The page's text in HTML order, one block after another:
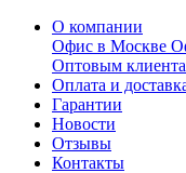
О компании
Офис в Москве
Оптовым
Оплата и
Гарантии
Новости
Отзывы
Контакты